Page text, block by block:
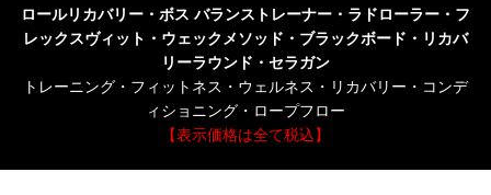
ロールリカバリー・ボス バランストレーナー・ラドローラー・フ
レックスヴィット・ウェックメソッド・ブラックボード・リカバ
リーラウンド・セラガン
トレーニング・フィットネス・ウェルネス・リカバリー・コンデ
ィショニング・ロープフロー
【表示価格は全て税込】